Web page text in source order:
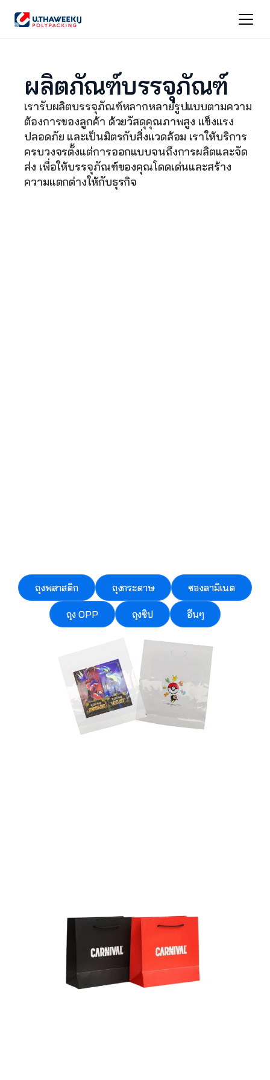
ผลิตภัณฑ์บรรจุภัณฑ์
เรารับผลิตบรรจุภัณฑ์หลากหลายรูปแบบตามความ
ต้องการของลูกค้า ด้วยวัสดุคุณภาพสูง แข็งแรง
ปลอดภัย และเป็นมิตรกับสิ่งแวดล้อม เราให้บริการ
ครบวงจรตั้งแต่การออกแบบจนถึงการผลิตและจัด
ส่ง เพื่อให้บรรจุภัณฑ์ของคุณโดดเด่นและสร้าง
ความแตกต่างให้กับธุรกิจ
ถุงพลาสติก ถุงกระดาษ ซองลามิเนต
ถุง OPP ถุงซิป อื่นๆ